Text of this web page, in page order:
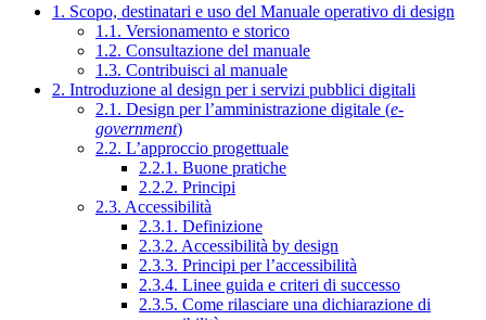
1. Scopo, destinatari e uso del Manuale operativo di design
1.1. Versionamento e storico
1.2. Consultazione del manuale
1.3. Contribuisci al manuale
2. Introduzione al design per i servizi pubblici digitali
2.1. Design per l’amministrazione digitale (e-
government)
2.2. L’approccio progettuale
2.2.1. Buone pratiche
2.2.2. Principi
2.3. Accessibilità
2.3.1. Definizione
2.3.2. Accessibilità by design
2.3.3. Principi per l’accessibilità
2.3.4. Linee guida e criteri di successo
2.3.5. Come rilasciare una dichiarazione di